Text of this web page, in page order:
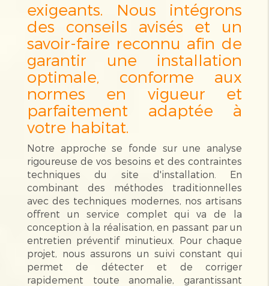
exigeants. Nous intégrons
des conseils avisés et un
savoir-faire reconnu afin de
garantir une installation
optimale, conforme aux
normes en vigueur et
parfaitement adaptée à
votre habitat.
Notre approche se fonde sur une analyse
rigoureuse de vos besoins et des contraintes
techniques du site d'installation. En
combinant des méthodes traditionnelles
avec des techniques modernes, nos artisans
offrent un service complet qui va de la
conception à la réalisation, en passant par un
entretien préventif minutieux. Pour chaque
projet, nous assurons un suivi constant qui
permet de détecter et de corriger
rapidement toute anomalie, garantissant